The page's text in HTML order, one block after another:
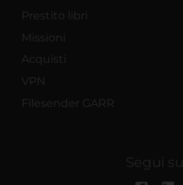
Prestito libri
Missioni
Acquisti
VPN
Filesender GARR
Segui su